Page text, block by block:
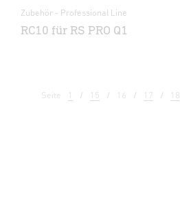
Zubehör - Professional Line
RC10 für RS PRO Q1
Seite 1 15 16 17 18